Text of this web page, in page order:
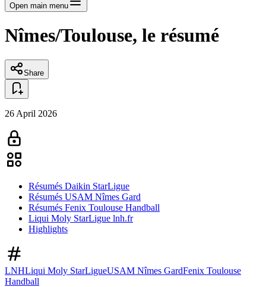
Open main menu
Nîmes/Toulouse, le résumé
Share
26 April 2026
Résumés Daikin StarLigue
Résumés USAM Nîmes Gard
Résumés Fenix Toulouse Handball
Liqui Moly StarLigue lnh.fr
Highlights
LNHLiqui Moly StarLigueUSAM Nîmes GardFenix Toulouse
Handball